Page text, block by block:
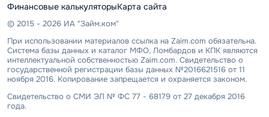
Финансовые калькуляторыКарта сайта
© 2015 - 2026 ИА "Займ.ком"
При использовании материалов ссылка на Zaim.com обязательна.
Система базы данных и каталог МФО, Ломбардов и КПК являются
интеллектуальной собственностью Zaim.com. Свидетельство о
государственной регистрации базы данных №2016621516 от 11
ноября 2016. Копирование запрещается и охраняется законом.
Свидетельство о СМИ ЭЛ № ФС 77 - 68179 от 27 декабря 2016
года.